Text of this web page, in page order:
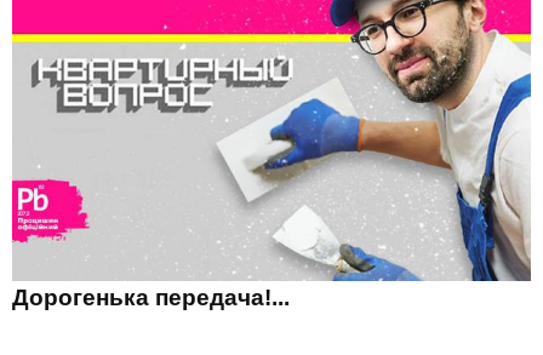
Дорогенька передача!...